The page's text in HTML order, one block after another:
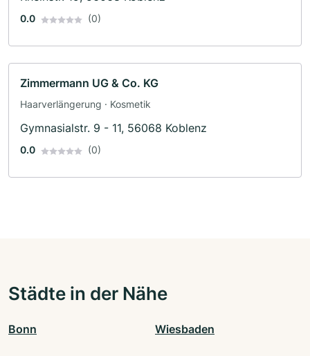
0.0 (0)
Zimmermann UG & Co. KG
Haarverlängerung · Kosmetik
Gymnasialstr. 9 - 11, 56068 Koblenz
0.0 (0)
Städte in der Nähe
Bonn Wiesbaden